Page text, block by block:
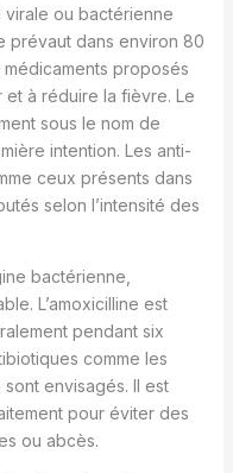
virale ou bactérienne
prévaut dans environ 80
proposés
à réduire la fièvre. Le
sous le nom de
intention. Les anti-
ceux présents dans
selon l’intensité des
bactérienne,
L’amoxicilline est
pendant six
comme les
envisagés. Il est
pour éviter des
ou abcès.